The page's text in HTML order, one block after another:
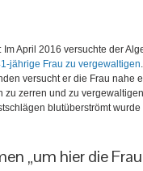
April 2016 versuchte der
jährige Frau zu vergewaltigen
versucht er die Frau nahe
zerren und zu
blutüberströmt
„um hier die